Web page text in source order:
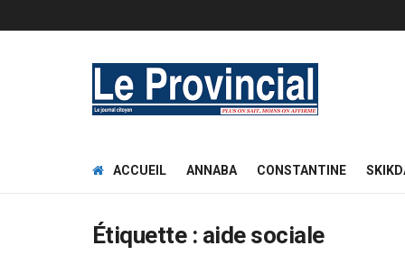
ACCUEIL ANNABA CONSTANTINE
Étiquette : aide sociale